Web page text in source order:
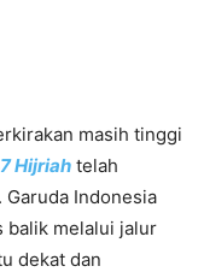
masih tinggi
Hijriah telah
Indonesia
balik melalui jalur
dekat dan